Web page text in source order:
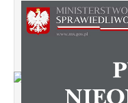
Od 1 stycznia